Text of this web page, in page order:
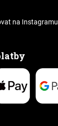
na Instagramu